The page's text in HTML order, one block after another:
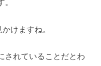
けますね。
されていることだとわ